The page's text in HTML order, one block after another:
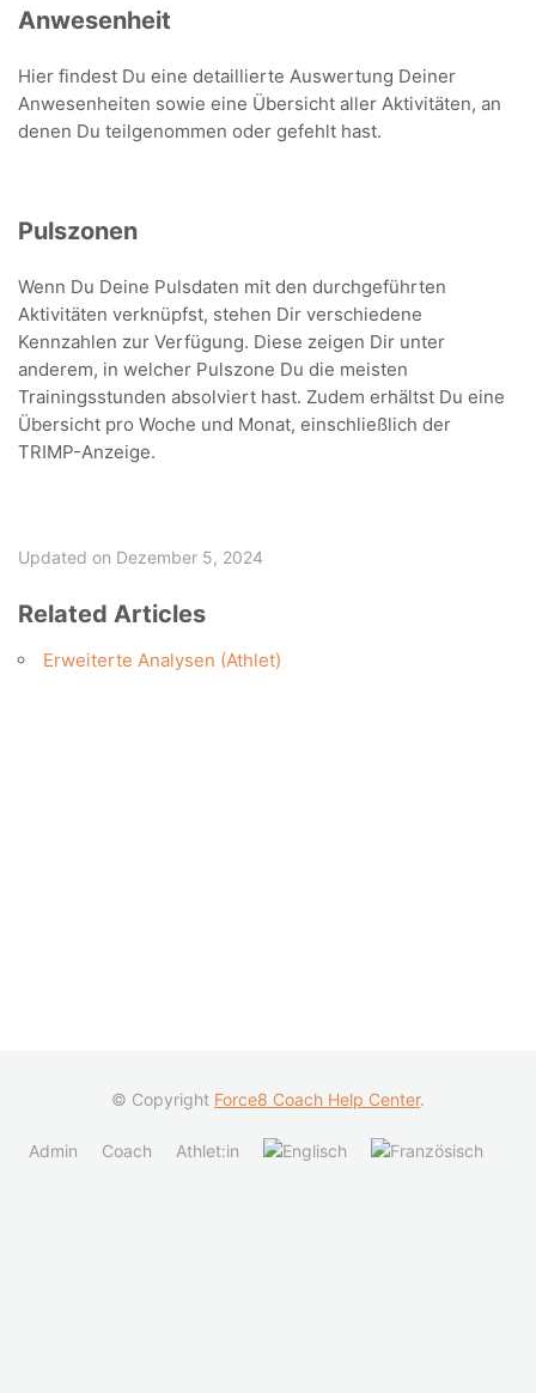
Anwesenheit
Hier findest Du eine detaillierte Auswertung Deiner
Anwesenheiten sowie eine Übersicht aller Aktivitäten, an
denen Du teilgenommen oder gefehlt hast.
Pulszonen
Wenn Du Deine Pulsdaten mit den durchgeführten
Aktivitäten verknüpfst, stehen Dir verschiedene
Kennzahlen zur Verfügung. Diese zeigen Dir unter
anderem, in welcher Pulszone Du die meisten
Trainingsstunden absolviert hast. Zudem erhältst Du eine
Übersicht pro Woche und Monat, einschließlich der
TRIMP-Anzeige.
Updated on Dezember 5, 2024
Related Articles
Erweiterte Analysen (Athlet)
© Copyright Force8 Coach Help Center.
Admin Coach Athlet:in